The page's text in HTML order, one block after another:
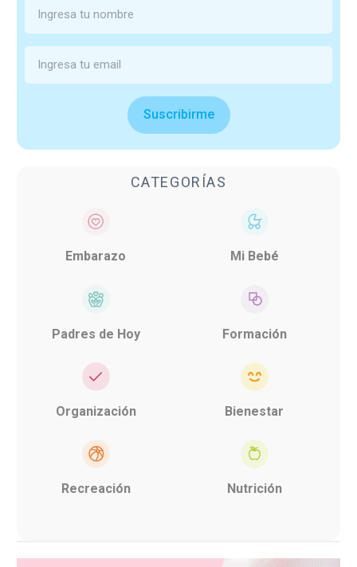
Suscribirme
CATEGORÍAS
Embarazo Mi Bebé
Padres de Hoy Formación
Organización Bienestar
Recreación Nutrición